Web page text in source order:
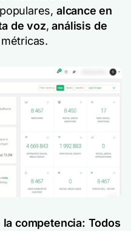
alcance en
de voz,análisis de
la competencia: Todos